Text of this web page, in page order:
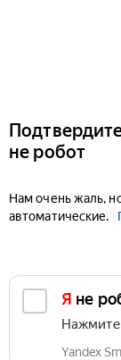
не робот
Нам очень жаль,
автоматические.
Я не
Yandex